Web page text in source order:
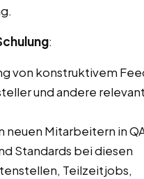
:
von konstruktivem
und andere
neuen Mitarbeitern in
Standards bei diesen
Teilzeitjobs,